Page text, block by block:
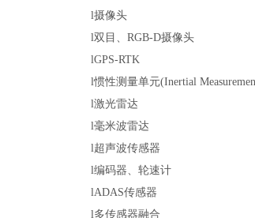
l摄像头
l双目、RGB-D摄像头
lGPS-RTK
l惯性测量单元(Inertial
l激光雷达
l毫米波雷达
l超声波传感器
l编码器、轮速计
lADAS传感器
l多传感器融合